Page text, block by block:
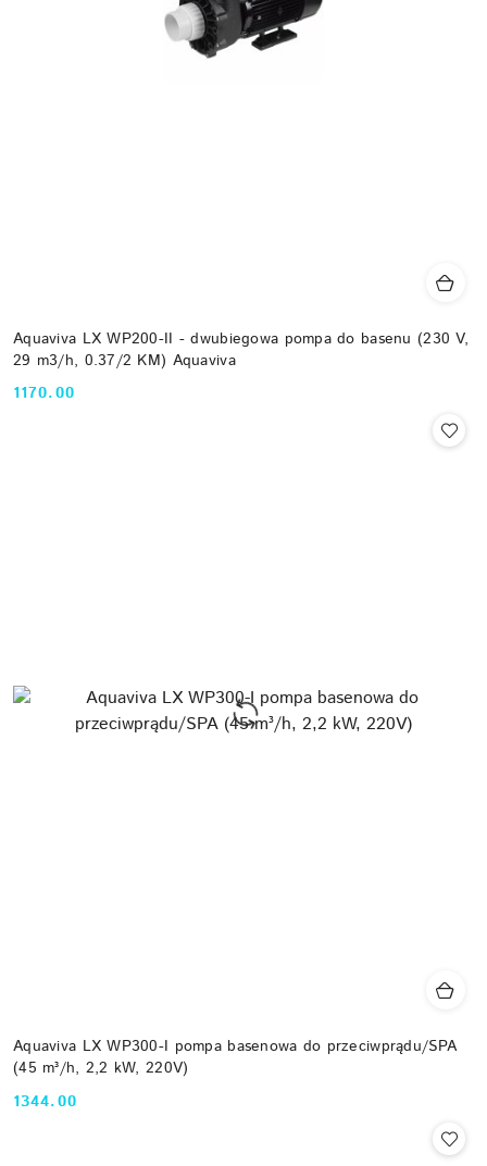
Aquaviva LX WP200-II - dwubiegowa pompa do basenu (230 V,
29 m3/h, 0.37/2 KM) Aquaviva
Cena:
1170.00
Aquaviva LX WP300-I pompa basenowa do przeciwprądu/SPA
(45 m³/h, 2,2 kW, 220V)
Cena:
1344.00